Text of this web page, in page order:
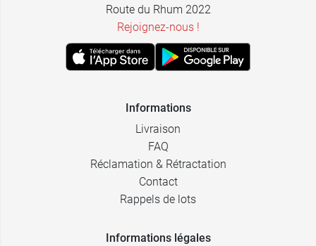
Route du Rhum 2022
Rejoignez-nous !
Informations
Livraison
FAQ
Réclamation & Rétractation
Contact
Rappels de lots
Informations légales